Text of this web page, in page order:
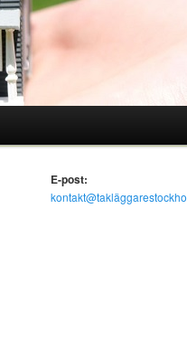
E-post: